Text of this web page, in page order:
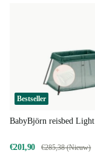
Bestseller
BabyBjörn reisbed Light
€201,90 €285,38 (Nieuw)